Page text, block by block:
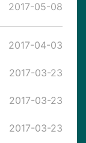
2017-05-08
2017-04-03
2017-03-23
2017-03-23
2017-03-23